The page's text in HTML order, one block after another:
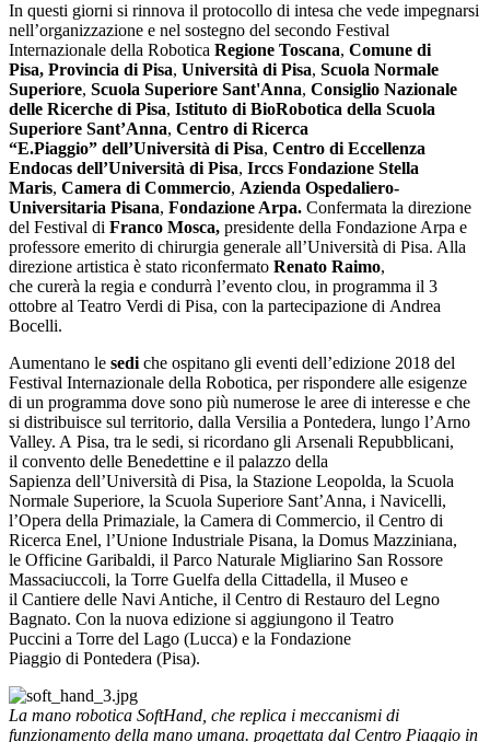
In questi giorni si rinnova il protocollo di intesa che vede impegnarsi
nell’organizzazione e nel sostegno del secondo Festival
Internazionale della Robotica Regione Toscana, Comune di
Pisa, Provincia di Pisa, Università di Pisa, Scuola Normale
Superiore, Scuola Superiore Sant'Anna, Consiglio Nazionale
delle Ricerche di Pisa, Istituto di BioRobotica della Scuola
Superiore Sant’Anna, Centro di Ricerca
“E.Piaggio” dell’Università di Pisa, Centro di Eccellenza
Endocas dell’Università di Pisa, Irccs Fondazione Stella
Maris, Camera di Commercio, Azienda Ospedaliero-
Universitaria Pisana, Fondazione Arpa. Confermata la direzione
del Festival di Franco Mosca, presidente della Fondazione Arpa e
professore emerito di chirurgia generale all’Università di Pisa. Alla
direzione artistica è stato riconfermato Renato Raimo,
che curerà la regia e condurrà l’evento clou, in programma il 3
ottobre al Teatro Verdi di Pisa, con la partecipazione di Andrea
Bocelli.
Aumentano le sedi che ospitano gli eventi dell’edizione 2018 del
Festival Internazionale della Robotica, per rispondere alle esigenze
di un programma dove sono più numerose le aree di interesse e che
si distribuisce sul territorio, dalla Versilia a Pontedera, lungo l’Arno
Valley. A Pisa, tra le sedi, si ricordano gli Arsenali Repubblicani,
il convento delle Benedettine e il palazzo della
Sapienza dell’Università di Pisa, la Stazione Leopolda, la Scuola
Normale Superiore, la Scuola Superiore Sant’Anna, i Navicelli,
l’Opera della Primaziale, la Camera di Commercio, il Centro di
Ricerca Enel, l’Unione Industriale Pisana, la Domus Mazziniana,
le Officine Garibaldi, il Parco Naturale Migliarino San Rossore
Massaciuccoli, la Torre Guelfa della Cittadella, il Museo e
il Cantiere delle Navi Antiche, il Centro di Restauro del Legno
Bagnato. Con la nuova edizione si aggiungono il Teatro
Puccini a Torre del Lago (Lucca) e la Fondazione
Piaggio di Pontedera (Pisa).
La mano robotica SoftHand, che replica i meccanismi di
funzionamento della mano umana. progettata dal Centro Piaggio in